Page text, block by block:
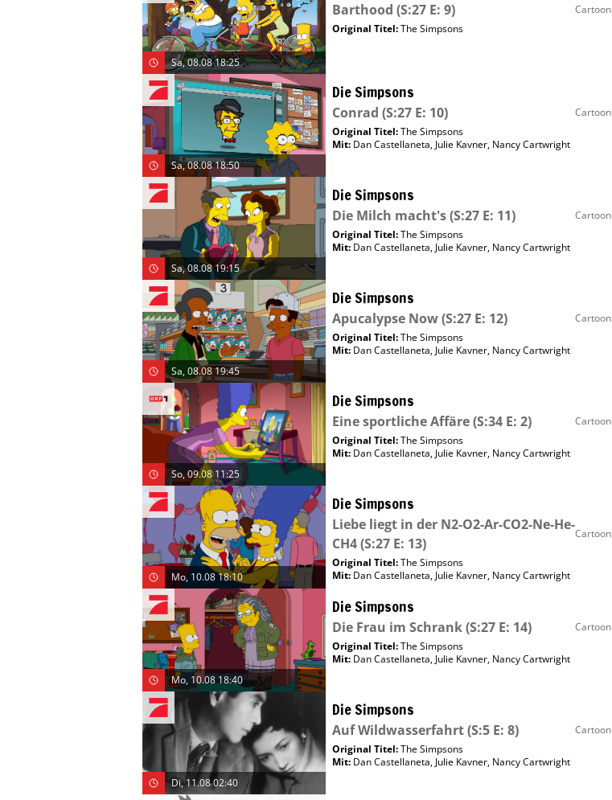
Sa, 08.08 18:25
Barthood (S:27 E: 9) Cartoon
Original Titel:The Simpsons
Sa, 08.08 18:50
Die Simpsons
Conrad (S:27 E: 10) Cartoon
Original Titel:The Simpsons
Mit: Dan Castellaneta, Julie Kavner, Nancy Cartwright
Sa, 08.08 19:15
Die Simpsons
Die Milch macht's(S:27 E: 11) Cartoon
Original Titel:The Simpsons
Mit: Dan Castellaneta, Julie Kavner, Nancy Cartwright
Sa, 08.08 19:45
Die Simpsons
Apucalypse Now(S:27 E: 12) Cartoon
Original Titel:The Simpsons
Mit: Dan Castellaneta, Julie Kavner, Nancy Cartwright
So, 09.08 11:25
Die Simpsons
Eine sportliche Affäre(S:34 E: 2) Cartoon
Original Titel:The Simpsons
Mit: Dan Castellaneta, Julie Kavner, Nancy Cartwright
Mo, 10.08 18:10
Die Simpsons
Liebe liegt in der N2-O2-Ar-CO2-Ne-He-
CH4(S:27 E: 13)
Cartoon
Original Titel:The Simpsons
Mit: Dan Castellaneta, Julie Kavner, Nancy Cartwright
Mo, 10.08 18:40
Die Simpsons
Die Frau im Schrank(S:27 E: 14) Cartoon
Original Titel:The Simpsons
Mit: Dan Castellaneta, Julie Kavner, Nancy Cartwright
Di, 11.08 02:40
Die Simpsons
Auf Wildwasserfahrt(S:5 E: 8) Cartoon
Original Titel:The Simpsons
Mit: Dan Castellaneta, Julie Kavner, Nancy Cartwright